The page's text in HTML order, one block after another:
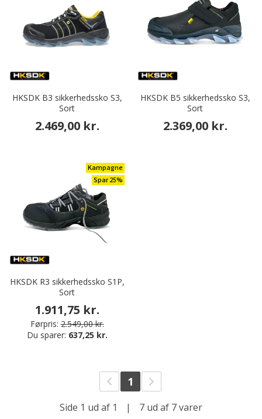
HKSDK B3 sikkerhedssko S3,
Sort
2.469,00 kr.
HKSDK B5 sikkerhedssko S3,
Sort
2.369,00 kr.
Kampagne
Spar 25%
HKSDK R3 sikkerhedssko S1P,
Sort
1.911,75 kr.
Førpris: 2.549,00 kr.
Du sparer: 637,25 kr.
1
Side 1 ud af 1 | 7 ud af 7 varer